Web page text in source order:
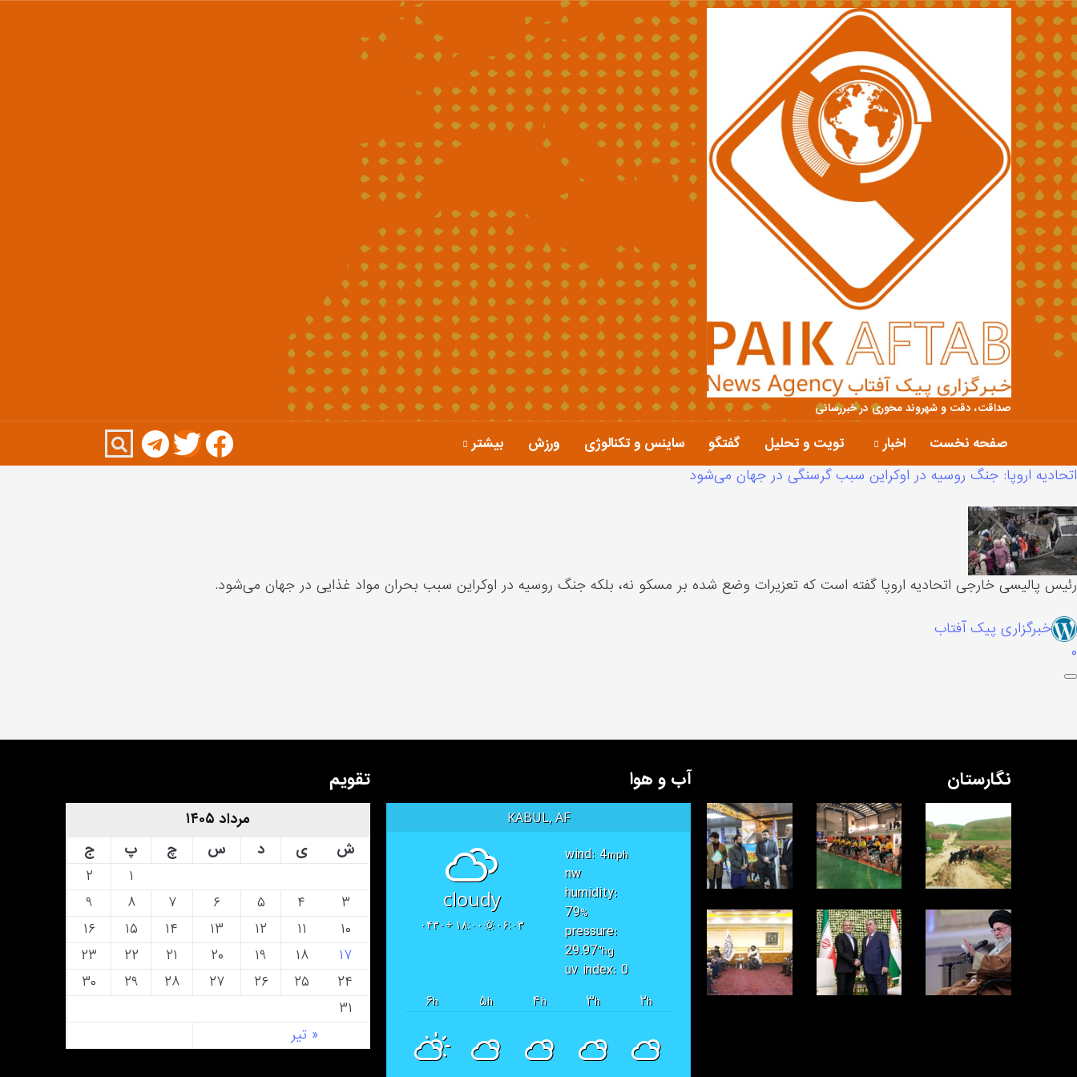
صداقت، دقت و شهروند محوری در خبررسانی
صفحه نخست اخبار تویت و تحلیل گفتگو ساینس و تکنالوژی ورزش بیشتر
اتحادیه اروپا: جنگ روسیه در اوکراین سبب گرسنگی در جهان می‌شود
رئیس پالیسی خارجی اتحادیه اروپا گفته است که تعزیرات وضع شده بر مسکو نه، بلکه جنگ روسیه در اوکراین سبب بحران مواد غذایی در جهان می‌شود.
خبرگزاری پیک آفتاب
۰
نگارستان آب و هوا
KABUL, AF
cloudy
۰۶:۰۳ ۱۸:۰۰ +۰۴۳۰
wind: 4mph
nw
humidity:
79%
pressure:
29.97"hg
uv index: 0
۲h ۳h ۴h ۵h ۶h
تقویم
مرداد ۱۴۰۵
ش
ی د س چ پ ج
« تیر
۱
۲
۳
۴ ۵ ۶ ۷ ۸
۹
۱۰
۱۱ ۱۲ ۱۳ ۱۴ ۱۵
۱۶
۱۷
۱۸ ۱۹ ۲۰ ۲۱ ۲۲
۲۳
۲۴
۲۵ ۲۶ ۲۷ ۲۸ ۲۹
۳۰
۳۱